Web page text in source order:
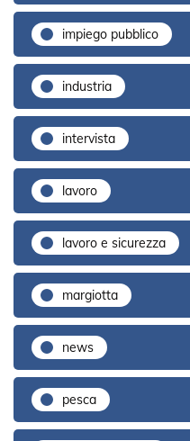
impiego pubblico
industria
intervista
lavoro
lavoro e sicurezza
margiotta
news
pesca